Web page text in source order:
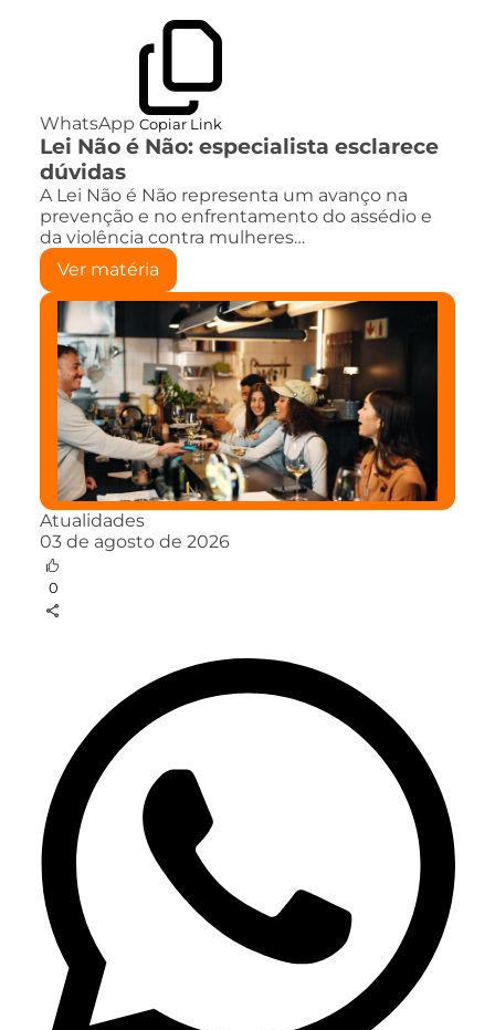
WhatsApp Copiar Link
Lei Não é Não: especialista esclarece
dúvidas
A Lei Não é Não representa um avanço na
prevenção e no enfrentamento do assédio e
da violência contra mulheres…
Ver matéria
Atualidades
03 de agosto de 2026
0